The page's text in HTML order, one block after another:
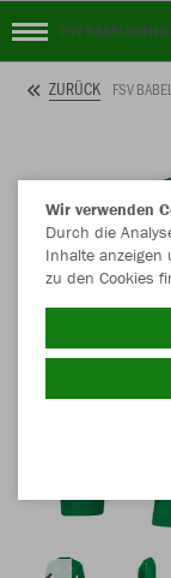
FSV
ZURÜCK FSV
Wir verwenden
Durch die
Inhalte anzeigen
zu den Cookies